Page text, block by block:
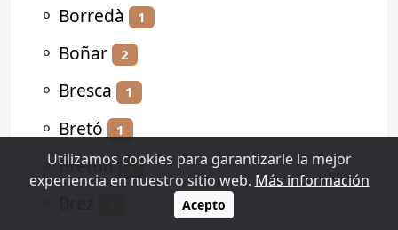
⚬ Borredà 1
⚬ Boñar 2
⚬ Bresca 1
⚬ Bretó 1
⚬Bretún 1
Utilizamos cookies para garantizarle la mejor
experiencia en nuestro sitio web. Más información
Acepto